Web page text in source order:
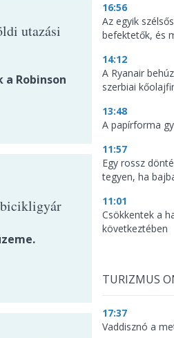
utazási
Robinson
bicikligyár
16:56
Az egyik
befektetők, és
14:12
A Ryanair
szerbiai
13:48
A papírforma
11:57
Egy rossz
tegyen, ha
11:01
Csökkentek a
következtében
TURIZMUS
17:37
Vaddisznó a